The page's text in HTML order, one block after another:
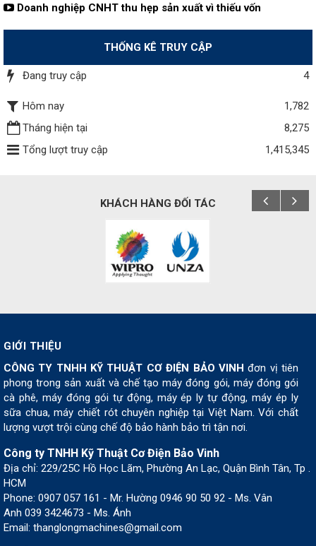
Doanh nghiệp CNHT thu hẹp sản xuất vì thiếu vốn
THỐNG KÊ TRUY CẬP
Đang truy cập 4
Hôm nay
1,782
Tháng hiện tại
8,275
Tổng lượt truy cập
1,415,345
KHÁCH HÀNG ĐỐI TÁC
GIỚI THIỆU
CÔNG TY TNHH KỸ THUẬT CƠ ĐIỆN BẢO VINH đơn vị tiên
phong trong sản xuất và chế tạo máy đóng gói, máy đóng gói
cà phê, máy đóng gói tự động, máy ép ly tự động, máy ép ly
sữa chua, máy chiết rót chuyên nghiệp tại Việt Nam. Với chất
lượng vượt trội cùng chế độ bảo hành bảo trì tận nơi.
Công ty TNHH Kỹ Thuật Cơ Điện Bảo Vinh
Địa chỉ: 229/25C Hồ Học Lãm, Phường An Lạc, Quận Bình Tân, Tp .
HCM
Phone: 0907 057 161 - Mr. Hường 0946 90 50 92 - Ms. Vân
Anh 039 3424673 - Ms. Ánh
Email: thanglongmachines@gmail.com